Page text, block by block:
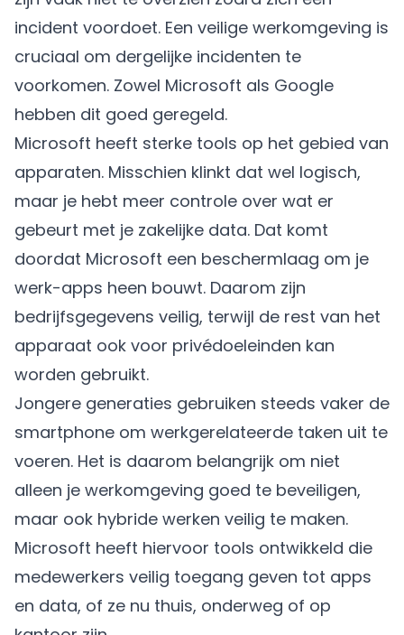
incident voordoet. Een veilige werkomgeving is
cruciaal om dergelijke incidenten te
voorkomen. Zowel Microsoft als Google
hebben dit goed geregeld.
Microsoft heeft sterke tools op het gebied van
apparaten. Misschien klinkt dat wel logisch,
maar je hebt meer controle over wat er
gebeurt met je zakelijke data. Dat komt
doordat Microsoft een beschermlaag om je
werk-apps heen bouwt. Daarom zijn
bedrijfsgegevens veilig, terwijl de rest van het
apparaat ook voor privédoeleinden kan
worden gebruikt.
Jongere generaties gebruiken steeds vaker de
smartphone om werkgerelateerde taken uit te
voeren. Het is daarom belangrijk om niet
alleen je werkomgeving goed te beveiligen,
maar ook hybride werken veilig te maken.
Microsoft heeft hiervoor tools ontwikkeld die
medewerkers veilig toegang geven tot apps
en data, of ze nu thuis, onderweg of op